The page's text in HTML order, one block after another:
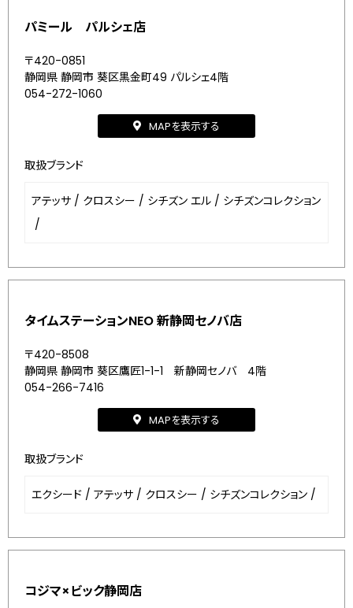
パミール パルシェ店
〒420-0851
静岡県 静岡市 葵区黒金町49 パルシェ4階
054-272-1060
MAPを表示する
取扱ブランド
アテッサ / クロスシー / シチズン エル / シチズンコレクション
/
タイムステーションNEO 新静岡セノバ店
〒420-8508
静岡県 静岡市 葵区鷹匠1-1-1 新静岡セノバ 4階
054-266-7416
MAPを表示する
取扱ブランド
エクシード / アテッサ / クロスシー / シチズンコレクション /
コジマ×ビック静岡店